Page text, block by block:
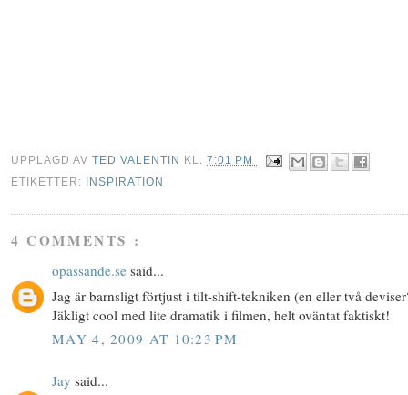
UPPLAGD AVTED VALENTIN KL.7:01 PM
ETIKETTER: INSPIRATION
4 COMMENTS :
opassande.se said...
Jag är barnsligt förtjust i tilt-shift-tekniken (en eller två
Jäkligt cool med lite dramatik i filmen, helt oväntat faktiskt!
MAY 4, 2009 AT 10:23 PM
Jay said...